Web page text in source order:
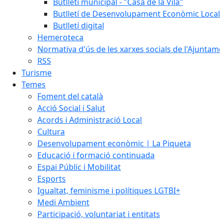
Butlletí de Desenvolupament Econòmic Local
Butlletí digital
Hemeroteca
Normativa d'ús de les xarxes socials de
RSS
Turisme
Temes
Foment del català
Acció Social i Salut
Acords i Administració Local
Cultura
Desenvolupament econòmic | La Piqueta
Educació i formació continuada
Espai Públic i Mobilitat
Esports
Igualtat, feminisme i polítiques LGTBI+
Medi Ambient
Participació, voluntariat i entitats